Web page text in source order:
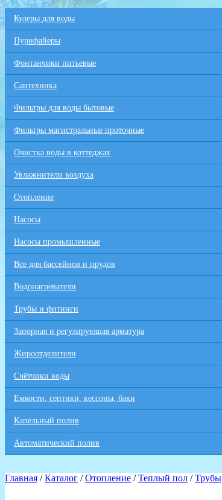
Кулеры для воды
Пурифайеры
Фонтанчики питьевые
Сантехника
Фильтры для воды бытовые
Фильтры магистральные проточные
Очистка воды в коттеджах
Увлажнители воздуха
Отопление
Насосы
Насосы промышленные
Все для бaссейнов и прудов
Водонагреватели
Трубы и фитинги
Запорная и регулирующая арматура
Жироотделители
Счётчики воды
Емкости, септики, кессоны, баки
Капельный полив
Автоматический полив
Главная /Каталог /Отопление /Теплый пол /Трубы